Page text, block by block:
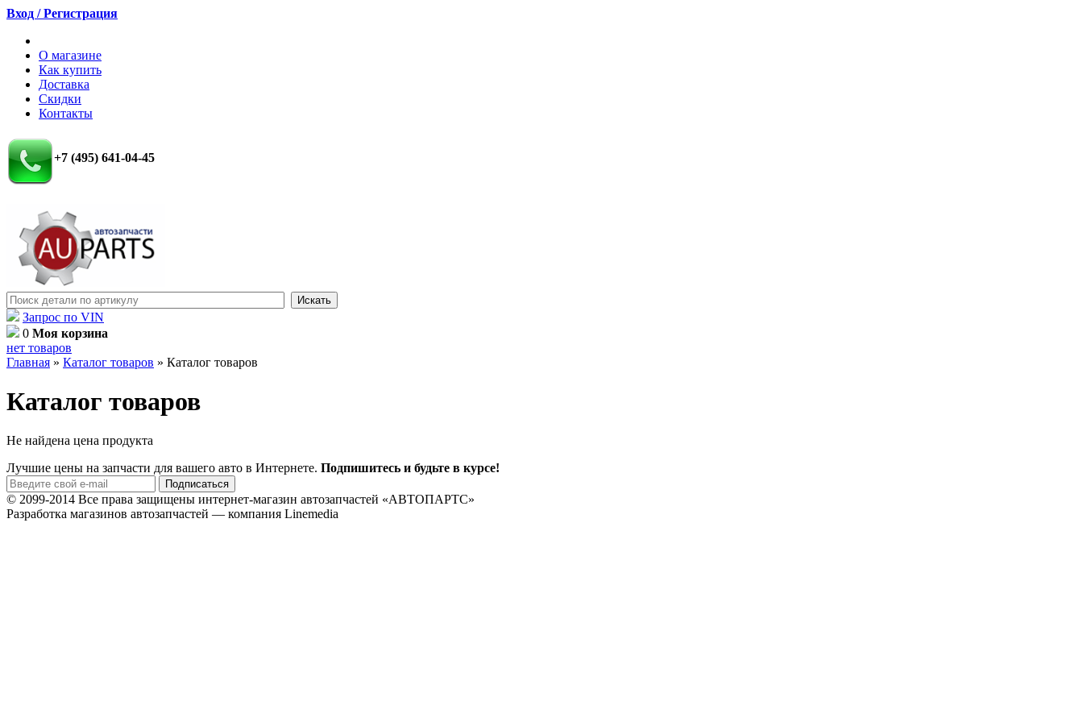
Вход / Регистрация
О магазине
Как купить
Доставка
Скидки
Контакты
+7 (495) 641-04-45
Запрос по VIN
0 Моя корзина
нет товаров
Главная » Каталог товаров » Каталог товаров
Каталог товаров
Не найдена цена продукта
Лучшие цены на запчасти для вашего авто в Интернете. Подпишитесь и будьте в курсе!
© 2099-2014 Все права защищены интернет-магазин автозапчастей «АВТОПАРТС»
Разработка магазинов автозапчастей — компания Linemedia